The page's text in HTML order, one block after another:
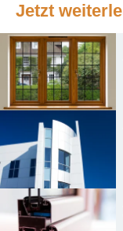
Jetzt